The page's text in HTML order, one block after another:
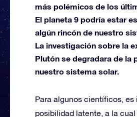
más polémicos de los
El planeta 9 podría estar
algún rincón de nuestro
La investigación sobre la
Plutón se degradara de la
nuestro sistema solar.
Para algunos científicos,
posibilidad latente, a la